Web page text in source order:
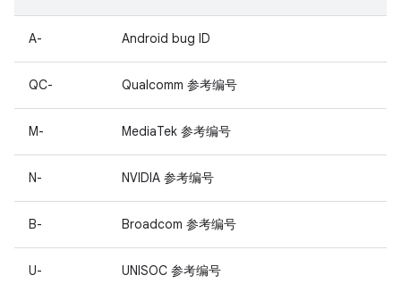
A- Android bug ID
QC- Qualcomm 参考编号
M- MediaTek 参考编号
N- NVIDIA 参考编号
B- Broadcom 参考编号
U- UNISOC 参考编号